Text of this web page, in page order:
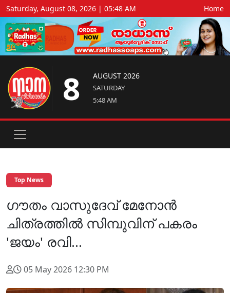
Saturday, August 08, 2026 | 05:48 AM Home
8 AUGUST 2026
SATURDAY
5:48 AM
Top News
ഗൗതം വാസുദേവ് മേനോൻ
ചിത്രത്തിൽ സിമ്പുവിന് പകരം
'ജയം' രവി...
05 May 2026 12:30 PM